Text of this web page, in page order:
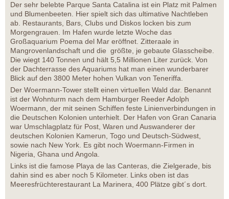
Der sehr belebte Parque Santa Catalina ist ein Platz mit Palmen
und Blumenbeeten. Hier spielt sich das ultimative Nachtleben
ab. Restaurants, Bars, Clubs und Diskos locken bis zum
Morgengrauen. Im Hafen wurde letzte Woche das
Großaquarium Poema del Mar eröffnet. Zitteraale in
Mangrovenlandschaft und die größte, je gebaute Glasscheibe.
Die wiegt 140 Tonnen und hält 5,5 Millionen Liter zurück. Von
der Dachterrasse des Aquariums hat man einen wunderbarer
Blick auf den 3800 Meter hohen Vulkan von Teneriffa.
Der Woermann-Tower stellt einen virtuellen Wald dar. Benannt
ist der Wohnturm nach dem Hamburger Reeder Adolph
Woermann, der mit seinen Schiffen feste Linienverbindungen in
die Deutschen Kolonien unterhielt. Der Hafen von Gran Canaria
war Umschlagplatz für Post, Waren und Auswanderer der
deutschen Kolonien Kamerun, Togo und Deutsch-Südwest,
sowie nach New York. Es gibt noch Woermann-Firmen in
Nigeria, Ghana und Angola.
Links ist die famose Playa de las Canteras, die Zielgerade, bis
dahin sind es aber noch 5 Kilometer. Links oben ist das
Meeresfrüchterestaurant La Marinera, 400 Plätze gibt´s dort.